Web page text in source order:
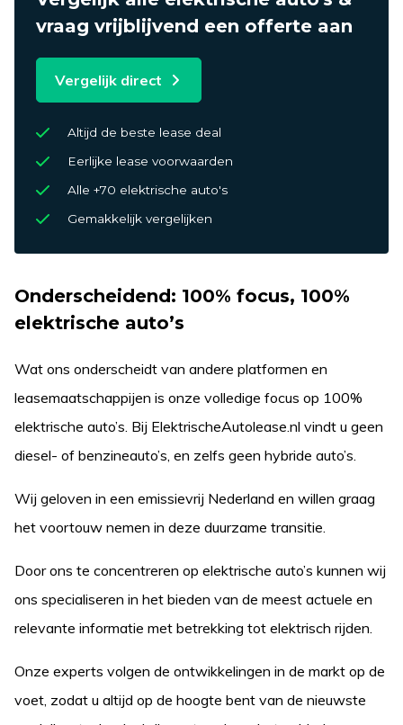
vraag vrijblijvend een offerte aan
Vergelijk direct
Altijd de beste lease deal
Eerlijke lease voorwaarden
Alle +70 elektrische auto's
Gemakkelijk vergelijken
Onderscheidend: 100% focus, 100%
elektrische auto’s
Wat ons onderscheidt van andere platformen en
leasemaatschappijen is onze volledige focus op 100%
elektrische auto’s. Bij ElektrischeAutolease.nl vindt u geen
diesel- of benzineauto’s, en zelfs geen hybride auto’s.
Wij geloven in een emissievrij Nederland en willen graag
het voortouw nemen in deze duurzame transitie.
Door ons te concentreren op elektrische auto’s kunnen wij
ons specialiseren in het bieden van de meest actuele en
relevante informatie met betrekking tot elektrisch rijden.
Onze experts volgen de ontwikkelingen in de markt op de
voet, zodat u altijd op de hoogte bent van de nieuwste